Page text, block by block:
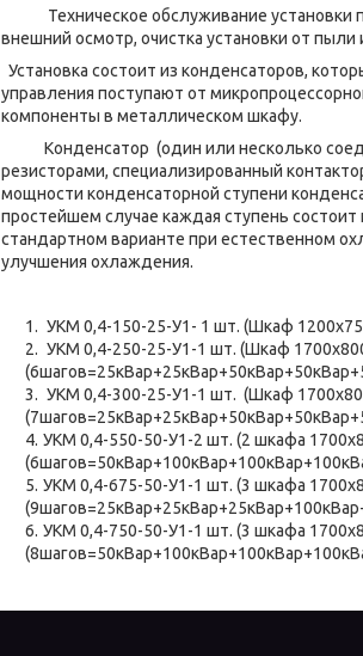
Техническое обслуживание установки
внешний осмотр, очистка установки от
Установка состоит из конденсаторов,
управления поступают от
компоненты в металлическом шкафу.
Конденсатор (один или несколько
резисторами, специализированный
мощности конденсаторной ступени
простейшем случае каждая ступень
стандартном варианте при естественном
улучшения охлаждения.
УКМ 0,4-150-25-У1- 1 шт. (Шкаф
УКМ 0,4-250-25-У1-1 шт. (Шкаф
УКМ 0,4-300-25-У1-1 шт. (Шкаф
УКМ 0,4-550-50-У1-2 шт. (2 шкафа
УКМ 0,4-675-50-У1-1 шт. (3 шкафа
УКМ 0,4-750-50-У1-1 шт. (3 шкафа